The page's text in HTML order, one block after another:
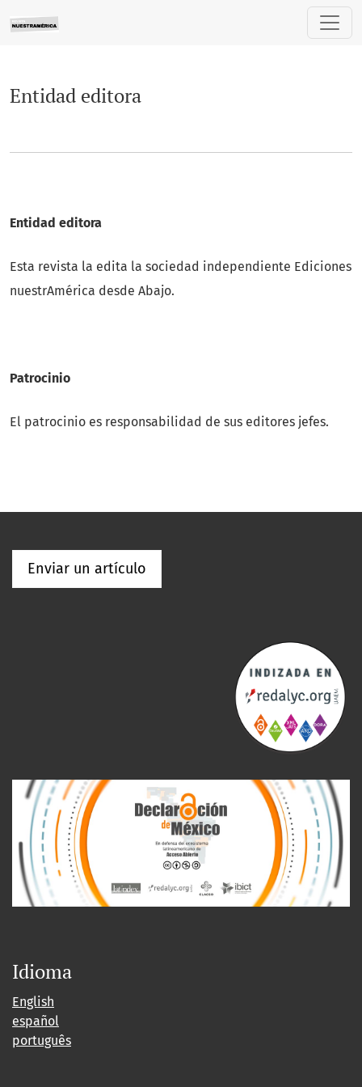
Entidad editora
Entidad editora
Entidad editora
Esta revista la edita la sociedad independiente Ediciones
nuestrAmérica desde Abajo.
Patrocinio
El patrocinio es responsabilidad de sus editores jefes.
Enviar un artículo
Idioma
English
español
português